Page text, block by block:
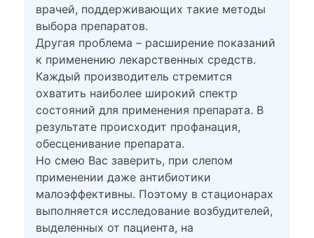
врачей, поддерживающих такие методы
выбора препаратов.
Другая проблема – расширение показаний
к применению лекарственных средств.
Каждый производитель стремится
охватить наиболее широкий спектр
состояний для применения препарата. В
результате происходит профанация,
обесценивание препарата.
Но смею Вас заверить, при слепом
применении даже антибиотики
малоэффективны. Поэтому в стационарах
выполняется исследование возбудителей,
выделенных от пациента, на